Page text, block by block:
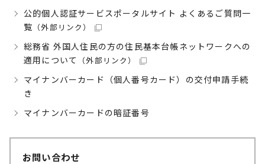
公的個人認証サービスポータルサイト よくあるご質問一
覧 （外部リンク）
総務省 外国人住民の方の住民基本台帳ネットワークへの
適用について
（外部リンク）
マイナンバーカード（個人番号カード）の交付申請手続
き
マイナンバーカードの暗証番号
お問い合わせ